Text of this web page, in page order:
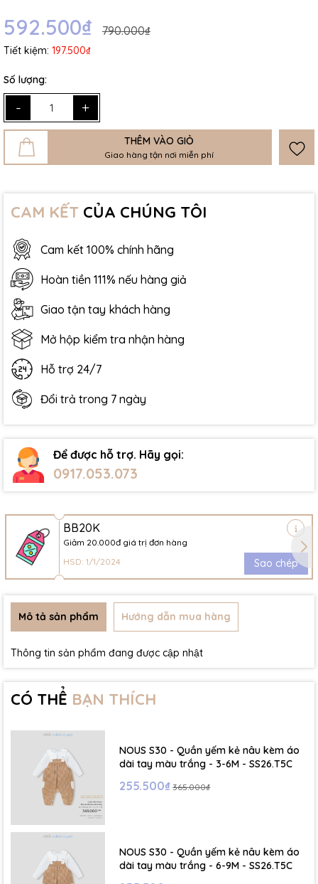
592.500₫ 790.000₫
Tiết kiệm: 197.500₫
Số lượng:
- +
THÊM VÀO GIỎ
Giao hàng tận nơi miễn phí
CAM KẾT CỦA CHÚNG TÔI
Cam kết 100% chính hãng
Hoàn tiền 111% nếu hàng giả
Giao tận tay khách hàng
Mở hộp kiểm tra nhận hàng
Hỗ trợ 24/7
Đổi trả trong 7 ngày
Để được hỗ trợ. Hãy gọi:
0917.053.073
BB20K
Giảm 20.000đ giá trị đơn hàng
HSD: 1/1/2024
Sao chép
Mô tả sản phẩm Hướng dẫn mua hàng
Thông tin sản phẩm đang được cập nhật
CÓ THỂ BẠN THÍCH
NOUS S30 - Quần yếm kẻ nâu kèm áo
dài tay màu trắng - 3-6M - SS26.T5C
255.500₫ 365.000₫
NOUS S30 - Quần yếm kẻ nâu kèm áo
dài tay màu trắng - 6-9M - SS26.T5C